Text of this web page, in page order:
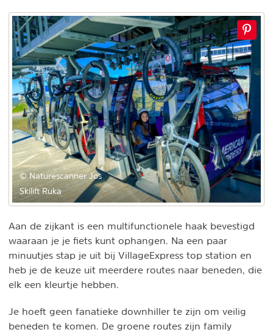
© Naturescanner Jos
Skilift Ruka
Aan de zijkant is een multifunctionele haak bevestigd
waaraan je je fiets kunt ophangen. Na een paar
minuutjes stap je uit bij VillageExpress top station en
heb je de keuze uit meerdere routes naar beneden, die
elk een kleurtje hebben.
Je hoeft geen fanatieke downhiller te zijn om veilig
beneden te komen. De groene routes zijn family